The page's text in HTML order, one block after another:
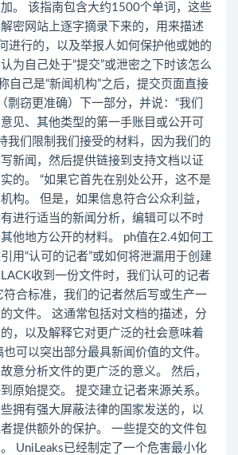
。 该指南包含大约1500个单词，这些
密网站上逐字摘录下来的，用来描述
进行的，以及举报人如何保护他或她的
为自己处于“提交”或泄密之下时该怎么
自己是“新闻机构”之后，提交页面直接
剽窃更准确）下一部分，并说：“我们
见、其他类型的第一手账目或公开可
我们限制我们接受的材料，因为我们的
新闻，然后提供链接到支持文档以证
的。 “如果它首先在别处公开，这不是
构。 但是，如果信息符合公众利益，
进行适当的新闻分析，编辑可以不时
他地方公开的材料。 ph值在2.4如何工
用“认可的记者”或如何将泄漏用于创建
收到一份文件时，我们认可的记者
符合标准，我们的记者然后写或生产一
文件。 这通常包括对文档的描述，分
，以及解释它对更广泛的社会意味着
可以突出部分最具新闻价值的文件。
意分析文件的更广泛的意义。 然后，
原始提交。 提交建立记者来源关系。
拥有强大屏蔽法律的国家发送的，以
提供额外的保护。 一些提交的文件包
UniLeaks已经制定了一个危害最小化